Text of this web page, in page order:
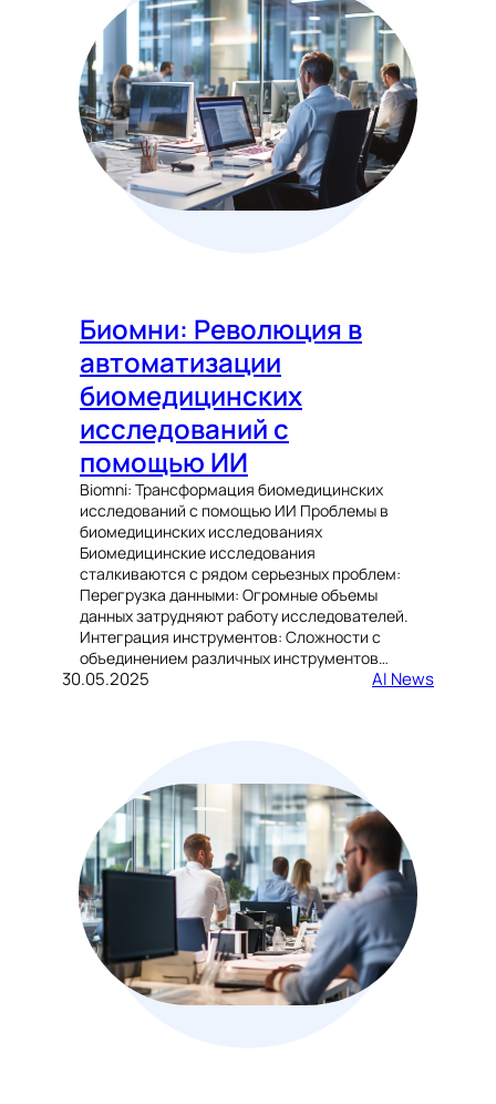
Биомни: Революция в
автоматизации
биомедицинских
исследований с
помощью ИИ
Biomni: Трансформация биомедицинских
исследований с помощью ИИ Проблемы в
биомедицинских исследованиях
Биомедицинские исследования
сталкиваются с рядом серьезных проблем:
Перегрузка данными: Огромные объемы
данных затрудняют работу исследователей.
Интеграция инструментов: Сложности с
объединением различных инструментов…
30.05.2025 AI News